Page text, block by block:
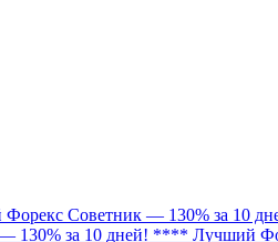
Советник — 130% за 10
** Лучший